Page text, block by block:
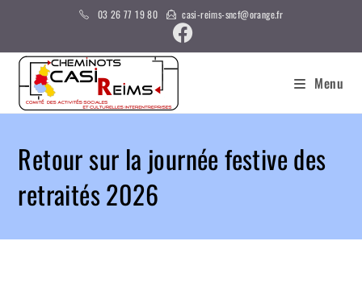
03 26 77 19 80 casi-reims-sncf@orange.fr
Menu
Retour sur la journée festive des
retraités 2026